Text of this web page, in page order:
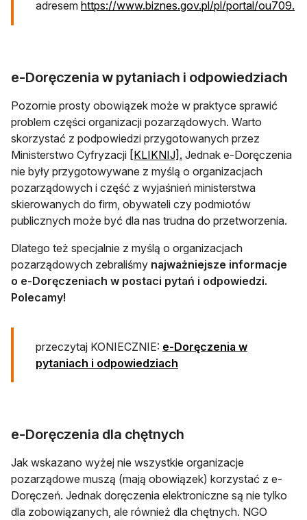
adresem https://www.biznes.gov.pl/pl/portal/ou709.
e-Doręczenia w pytaniach i odpowiedziach
Pozornie prosty obowiązek może w praktyce sprawić
problem części organizacji pozarządowych. Warto
skorzystać z podpowiedzi przygotowanych przez
Ministerstwo Cyfryzacji [KLIKNIJ]. otwiera się w nowej
Jednak e-Doręczenia
nie były przygotowywane z myślą o organizacjach
pozarządowych i część z wyjaśnień ministerstwa
skierowanych do firm, obywateli czy podmiotów
publicznych może być dla nas trudna do przetworzenia.
Dlatego też specjalnie z myślą o organizacjach
pozarządowych zebraliśmy najważniejsze informacje
o e-Doręczeniach w postaci pytań i odpowiedzi.
Polecamy!
przeczytaj KONIECZNIE: e-Doręczenia w
pytaniach i odpowiedziach
e-Doręczenia dla chętnych
Jak wskazano wyżej nie wszystkie organizacje
pozarządowe muszą (mają obowiązek) korzystać z e-
Doręczeń. Jednak doręczenia elektroniczne są nie tylko
dla zobowiązanych, ale również dla chętnych. NGO